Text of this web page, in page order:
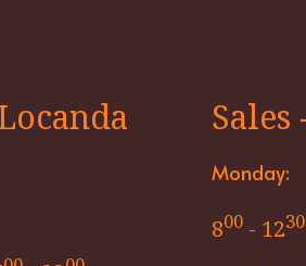
Monday:
800 - 1230